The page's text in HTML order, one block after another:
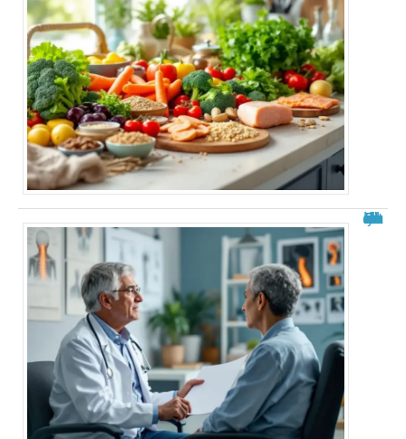
Roland Cayrol malade du cancer : état des rumeurs et réalités